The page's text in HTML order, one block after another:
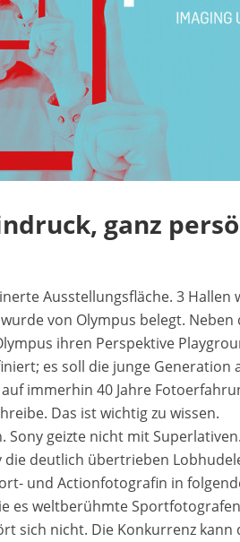
ganz
Ausstellungsfläche. 3
von Olympus belegt.
ihren Perspektive
es soll die junge Generation
immerhin 40 Jahre
Das ist wichtig zu wissen.
geizte nicht mit
deutlich übertrieben
und Actionfotografin in
es weltberühmte
sich nicht. Die Konkurrenz